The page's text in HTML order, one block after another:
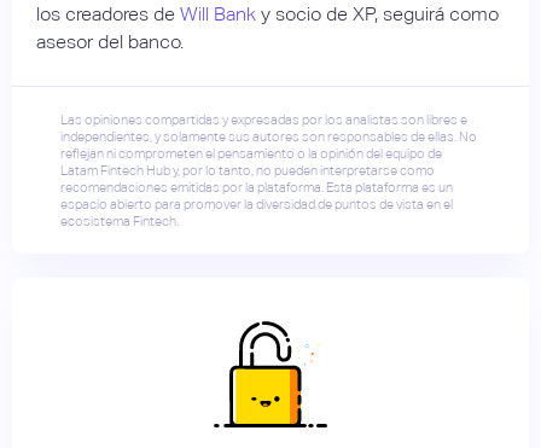
los creadores de Will Bank y socio de XP, seguirá como
asesor del banco.
Las opiniones compartidas y expresadas por los analistas son libres e
independientes, y solamente sus autores son responsables de ellas. No
reflejan ni comprometen el pensamiento o la opinión del equipo de
Latam Fintech Hub y, por lo tanto, no pueden interpretarse como
recomendaciones emitidas por la plataforma. Esta plataforma es un
espacio abierto para promover la diversidad de puntos de vista en el
ecosistema Fintech.